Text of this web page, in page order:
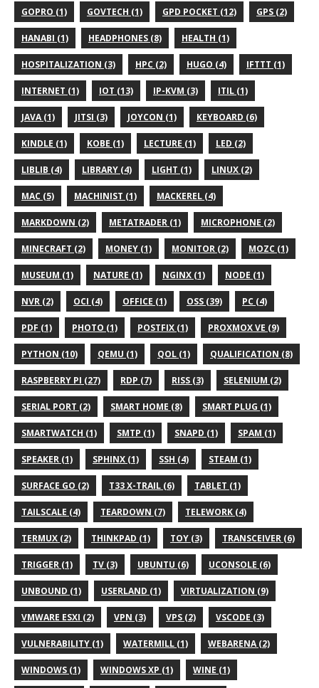
GOPRO (1) GOVTECH (1) GPD POCKET (12) GPS (2)
HANABI (1) HEADPHONES (8) HEALTH (1)
HOSPITALIZATION (3) HPC (2) HUGO (4) IFTTT (1)
INTERNET (1) IOT (13) IP-KVM (3) ITIL (1)
JAVA (1) JITSI (3) JOYCON (1) KEYBOARD (6)
KINDLE (1) KOBE (1) LECTURE (1) LED (2)
LIBLIB (4) LIBRARY (4) LIGHT (1) LINUX (2)
MAC (5) MACHINIST (1) MACKEREL (4)
MARKDOWN (2) METATRADER (1) MICROPHONE (2)
MINECRAFT (2) MONEY (1) MONITOR (2) MOZC (1)
MUSEUM (1) NATURE (1) NGINX (1) NODE (1)
NVR (2) OCI (4) OFFICE (1) OSS (39) PC (4)
PDF (1) PHOTO (1) POSTFIX (1) PROXMOX VE (9)
PYTHON (10) QEMU (1) QOL (1) QUALIFICATION (8)
RASPBERRY PI (27) RDP (7) RISS (3) SELENIUM (2)
SERIAL PORT (2) SMART HOME (8) SMART PLUG (1)
SMARTWATCH (1) SMTP (1) SNAPD (1) SPAM (1)
SPEAKER (1) SPHINX (1) SSH (4) STEAM (1)
SURFACE GO (2) T33 X-TRAIL (6) TABLET (1)
TAILSCALE (4) TEARDOWN (7) TELEWORK (4)
TERMUX (2) THINKPAD (1) TOY (3) TRANSCEIVER (6)
TRIGGER (1) TV (3) UBUNTU (6) UCONSOLE (6)
UNBOUND (1) USERLAND (1) VIRTUALIZATION (9)
VMWARE ESXI (2) VPN (3) VPS (2) VSCODE (3)
VULNERABILITY (1) WATERMILL (1) WEBARENA (2)
WINDOWS (1) WINDOWS XP (1) WINE (1)